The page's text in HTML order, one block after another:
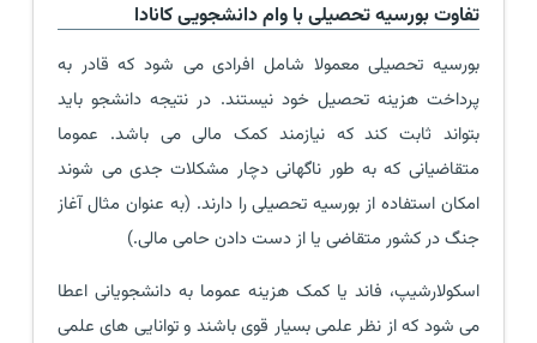
تفاوت بورسیه تحصیلی با وام دانشجویی کانادا
بورسیه تحصیلی معمولا شامل افرادی می شود که قادر به
پرداخت هزینه تحصیل خود نیستند. در نتیجه دانشجو باید
بتواند ثابت کند که نیازمند کمک مالی می باشد. عموما
متقاضیانی که به طور ناگهانی دچار مشکلات جدی می شوند
امکان استفاده از بورسیه تحصیلی را دارند. (به عنوان مثال آغاز
جنگ در کشور متقاضی یا از دست دادن حامی مالی.)
اسکولارشیپ، فاند یا کمک هزینه عموما به دانشجویانی اعطا
می شود که از نظر علمی بسیار قوی باشند و توانایی های علمی